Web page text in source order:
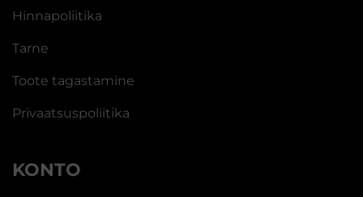
Hinnapoliitika
Tarne
Toote tagastamine
Privaatsuspoliitika
KONTO